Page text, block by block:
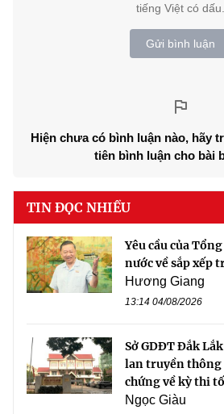
tiếng Việt có dấu.
Gửi bình luận
Hiện chưa có bình luận nào, hãy
tiên bình luận cho bài
TIN ĐỌC NHIỀU
Yêu cầu của
nước về sắp xếp
Hương Giang
13:14 04/08/2026
Sở GDĐT Đắk
lan truyền thông
chứng về kỳ thi
Ngọc Giàu